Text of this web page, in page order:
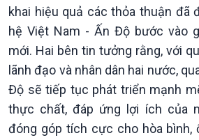
khai hiệu quả các thỏa thuận đã
hệ Việt Nam - Ấn Độ bước vào
mới. Hai bên tin tưởng rằng, với
lãnh đạo và nhân dân hai nước,
Độ sẽ tiếp tục phát triển mạnh
thực chất, đáp ứng lợi ích của
đóng góp tích cực cho hòa bình,